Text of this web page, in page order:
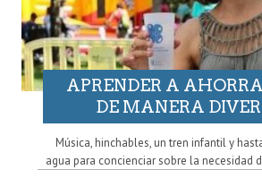
APRENDER A
DE MANERA
Música, hinchables, un tren infantil y
agua para concienciar sobre la necesidad